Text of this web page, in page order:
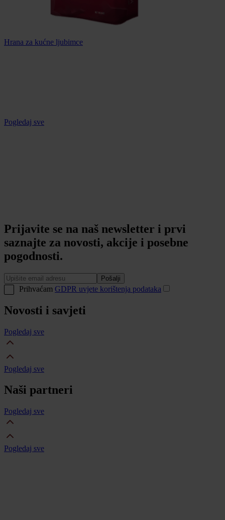
Hrana za kućne ljubimce
Pogledaj sve
Prijavite se na naš newsletter i prvi
saznajte za novosti, akcije i posebne
pogodnosti.
Pošalji
Prihvaćam GDPR uvjete korištenja podataka
Novosti i savjeti
Pogledaj sve
Pogledaj sve
Naši partneri
Pogledaj sve
Pogledaj sve